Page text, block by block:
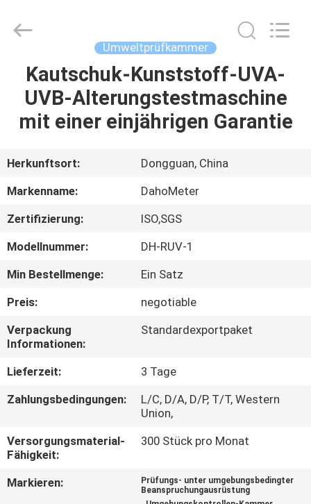
HAUS
PRODUKTE
ÜBER
UNS
FABRIK-
AUSFLUG
QUALITÄTSKONTROLLE
TRETEN
SIE
MIT
IN
VERBINDUNG
Developed
Umweltprüfkammer
Kautschuk-Kunststoff-UVA-
UVB-Alterungstestmaschine
mit einer einjährigen Garantie
Herkunftsort:
Dongguan, China
Markenname:
DahoMeter
Zertifizierung:
ISO,SGS
Modellnummer:
DH-RUV-1
Min Bestellmenge:
Ein Satz
Preis:
negotiable
Verpackung
Informationen:
Standardexportpaket
Lieferzeit:
3 Tage
Zahlungsbedingungen:
L/C, D/A, D/P, T/T, Western
Union,
Versorgungsmaterial-
Fähigkeit:
300 Stück pro Monat
Markieren:
Prüfungs- unter umgebungsbedingter
Beanspruchungausrüstung